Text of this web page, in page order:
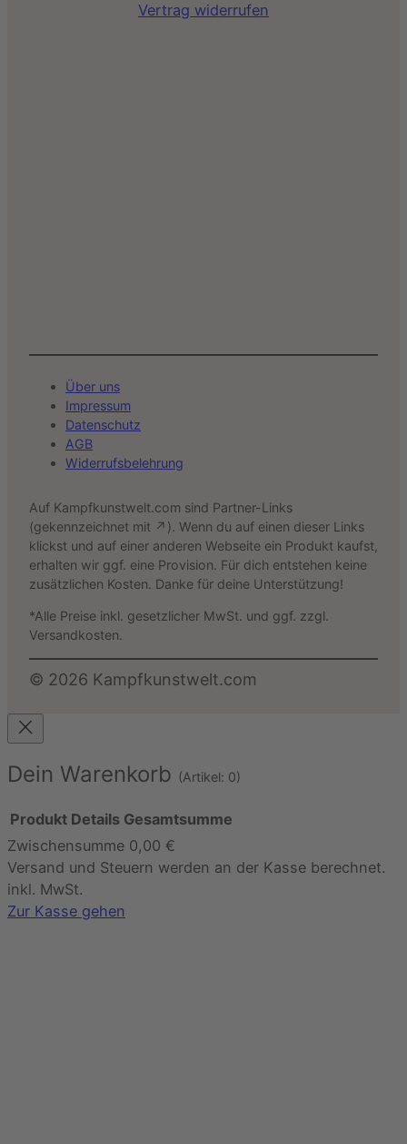
Vertrag widerrufen
Über uns
Impressum
Datenschutz
AGB
Widerrufsbelehrung
Auf Kampfkunstwelt.com sind Partner-Links
(gekennzeichnet mit ↗). Wenn du auf einen dieser Links
klickst und auf einer anderen Webseite ein Produkt kaufst,
erhalten wir ggf. eine Provision. Für dich entstehen keine
zusätzlichen Kosten. Danke für deine Unterstützung!
*Alle Preise inkl. gesetzlicher MwSt. und ggf. zzgl.
Versandkosten.
© 2026 Kampfkunstwelt.com
Dein Warenkorb (Artikel: 0)
Produkte
im
Warenkorb
Produkt Details Gesamtsumme
Zwischensumme 0,00 €
Versand und Steuern werden an der Kasse berechnet.
inkl. MwSt.
Zur Kasse gehen